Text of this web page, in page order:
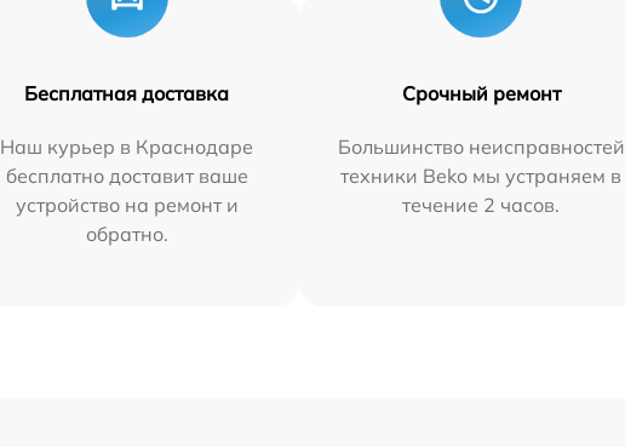
Бесплатная доставка
Наш курьер в Краснодаре
бесплатно доставит ваше
устройство на ремонт и
обратно.
Срочный ремонт
Большинство неисправностей
техники Beko мы устраняем в
течение 2 часов.